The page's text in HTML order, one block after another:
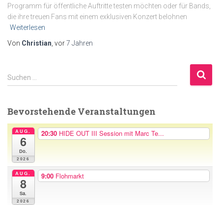
Programm für öffentliche Auftritte testen möchten oder für Bands,
die ihre treuen Fans mit einem exklusiven Konzert belohnen
Weiterlesen
Von Christian, vor7 Jahren
S
u
e
Suchen …
Bevorstehende Veranstaltungen
AUG.
6
Do.
2026
20:30 HIDE OUT III Session mit Marc Te...
AUG.
8
Sa.
2026
9:00 Flohmarkt